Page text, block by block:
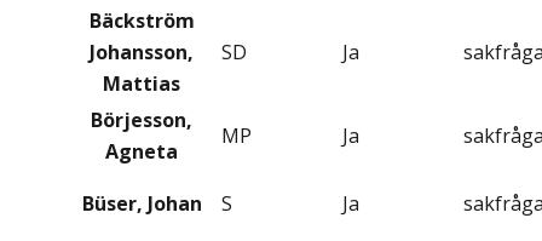
Bäckström
Johansson,
Mattias
SD Ja
Börjesson,
Agneta
MP Ja
Büser, Johan S Ja